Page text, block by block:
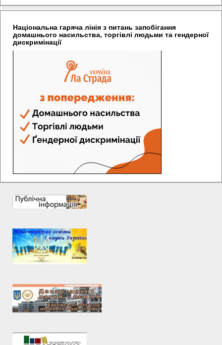
Національна гаряча лінія з питань запобігання
домашнього насильства, торгівлі людьми та гендерної
дискримінації